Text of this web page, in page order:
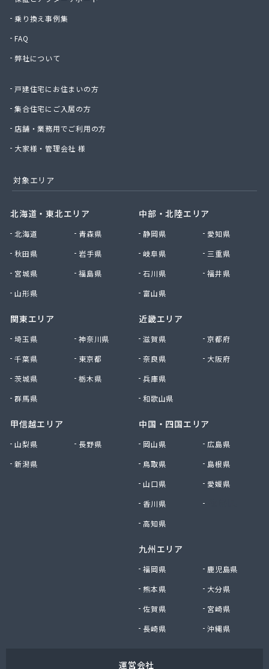
乗り換え事例集
FAQ
弊社について
戸建住宅にお住まいの方
集合住宅にご入居の方
店舗・業務用でご利用の方
大家様・管理会社 様
対象エリア
北海道・東北エリア
北海道
青森県
秋田県
岩手県
宮城県
福島県
山形県
関東エリア
埼玉県
神奈川県
千葉県
東京都
茨城県
栃木県
群馬県
甲信越エリア
山梨県
長野県
新潟県
中部・北陸エリア
静岡県
愛知県
岐阜県
三重県
石川県
福井県
富山県
近畿エリア
滋賀県
京都府
奈良県
大阪府
兵庫県
和歌山県
中国・四国エリア
岡山県
広島県
鳥取県
島根県
山口県
愛媛県
香川県
高知県
九州エリア
福岡県
鹿児島県
熊本県
大分県
佐賀県
宮崎県
長崎県
沖縄県
運営会社